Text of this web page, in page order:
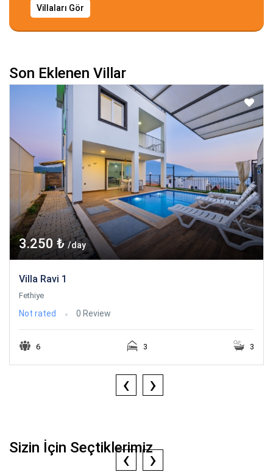
Villaları Gör
Son Eklenen Villar
3.250 ₺/day
Villa Ravi 1
Fethiye
Not rated 0 Review
6 3 3
‹ ›
Sizin İçin Seçtiklerimiz
‹ ›